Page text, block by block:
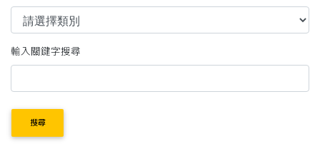
輸入關鍵字搜尋
搜尋